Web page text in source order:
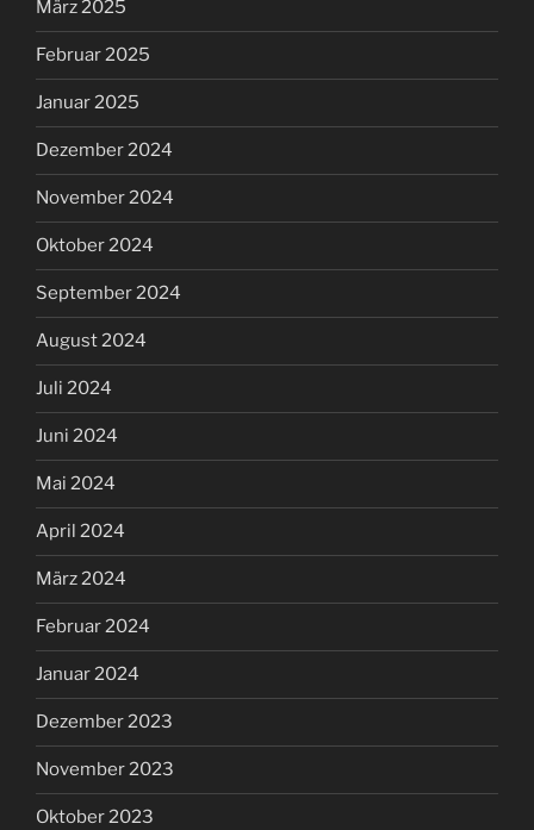
März 2025
Februar 2025
Januar 2025
Dezember 2024
November 2024
Oktober 2024
September 2024
August 2024
Juli 2024
Juni 2024
Mai 2024
April 2024
März 2024
Februar 2024
Januar 2024
Dezember 2023
November 2023
Oktober 2023